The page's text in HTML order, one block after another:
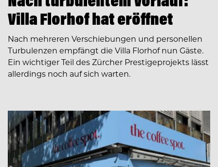
Villa Florhof hat eröffnet
Nach mehreren Verschiebungen und personellen
Turbulenzen empfängt die Villa Florhof nun Gäste.
Ein wichtiger Teil des Zürcher Prestigeprojekts lässt
allerdings noch auf sich warten.